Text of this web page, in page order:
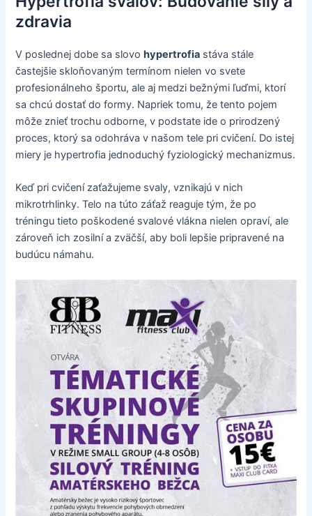
zdravia
V poslednej dobe sa slovohypertrofia stáva stále
častejšie skloňovaným termínom nielen vo svete
profesionálneho športu, ale aj medzi bežnými ľuďmi, ktorí
sa chcú dostať do formy. Napriek tomu, že tento pojem
môže znieť trochu odborne, v podstate ide o prirodzený
proces, ktorý sa odohráva v našom tele pri cvičení. Do istej
miery je hypertrofia jednoduchý fyziologický mechanizmus.
Keď pri cvičení zaťažujeme svaly, vznikajú v nich
mikrotrhlinky. Telo na túto záťaž reaguje tým, že po
tréningu tieto poškodené svalové vlákna nielen opraví, ale
zároveň ich zosilní a zväčší, aby boli lepšie pripravené na
budúcu námahu.